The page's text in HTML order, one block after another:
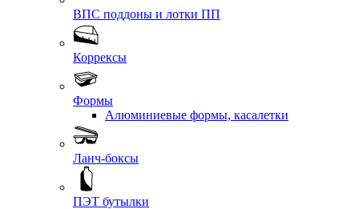
ВПС поддоны и лотки ПП
Коррексы
Формы
Алюминиевые формы, касалетки
Ланч-боксы
ПЭТ бутылки